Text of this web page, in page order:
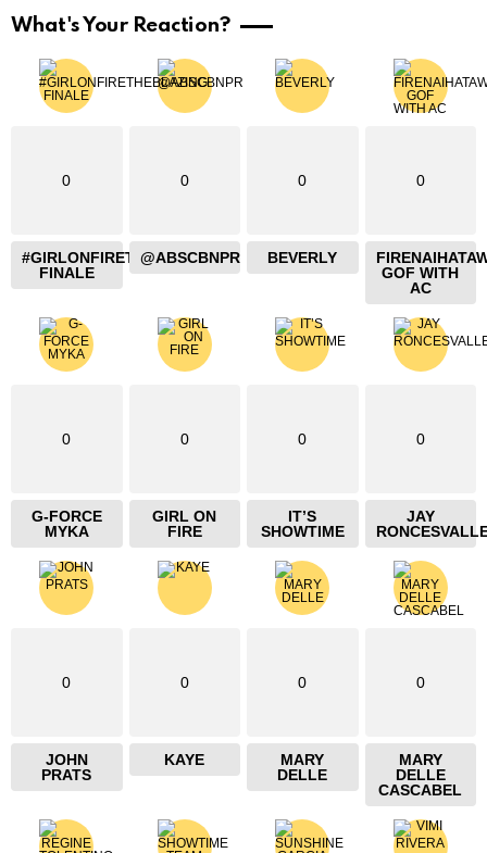
What's Your Reaction?
0
#GIRLONFIRETHEBLAZING
FINALE
0
@ABSCBNPR
0
BEVERLY
0
GOF WITH
AC
0
G-FORCE
MYKA
0
GIRL ON
FIRE
0
IT’S
SHOWTIME
0
JAY
0
JOHN
PRATS
0
KAYE
0
MARY
DELLE
0
MARY
DELLE
CASCABEL